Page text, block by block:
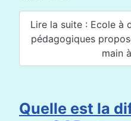
Lire la suite : Ecole à
pédagogiques
main
Quelle est la